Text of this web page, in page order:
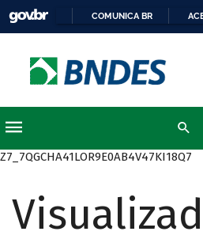
COMUNICA BR
Z7_7QGCHA41LOR9E0AB4V47KI18Q7